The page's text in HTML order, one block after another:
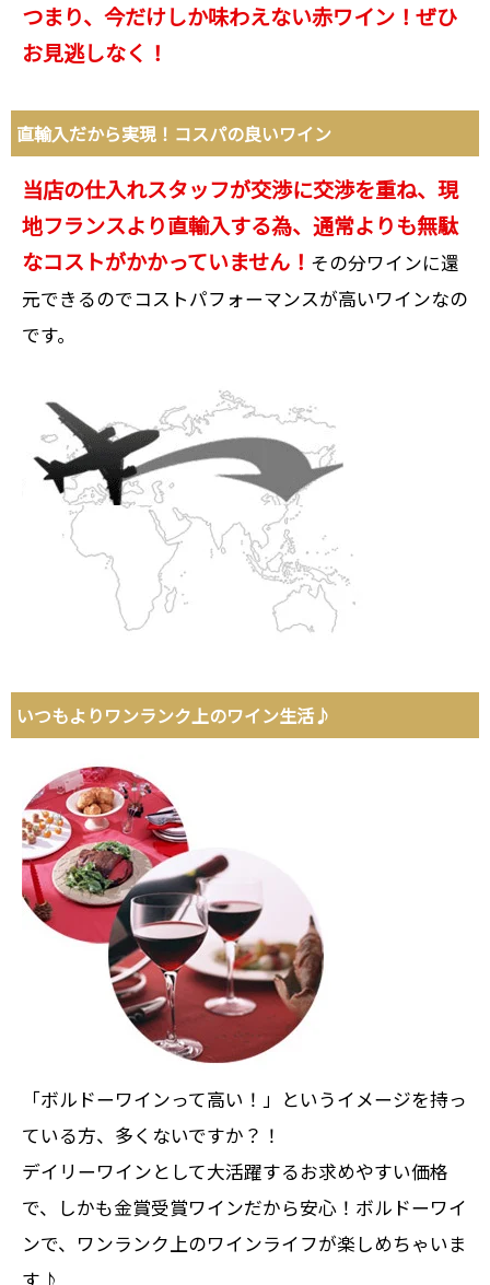
つまり、今だけしか味わえない赤ワイン！ぜひ
お見逃しなく！
直輸入だから実現！コスパの良いワイン
当店の仕入れスタッフが交渉に交渉を重ね、現
地フランスより直輸入する為、通常よりも無駄
なコストがかかっていません！ その分ワインに還
元できるのでコストパフォーマンスが高いワインなの
です。
いつもよりワンランク上のワイン生活♪
「ボルドーワインって高い！」というイメージを持っ
ている方、多くないですか？！
デイリーワインとして大活躍するお求めやすい価格
で、しかも金賞受賞ワインだから安心！ボルドーワイ
ンで、ワンランク上のワインライフが楽しめちゃいま
す♪